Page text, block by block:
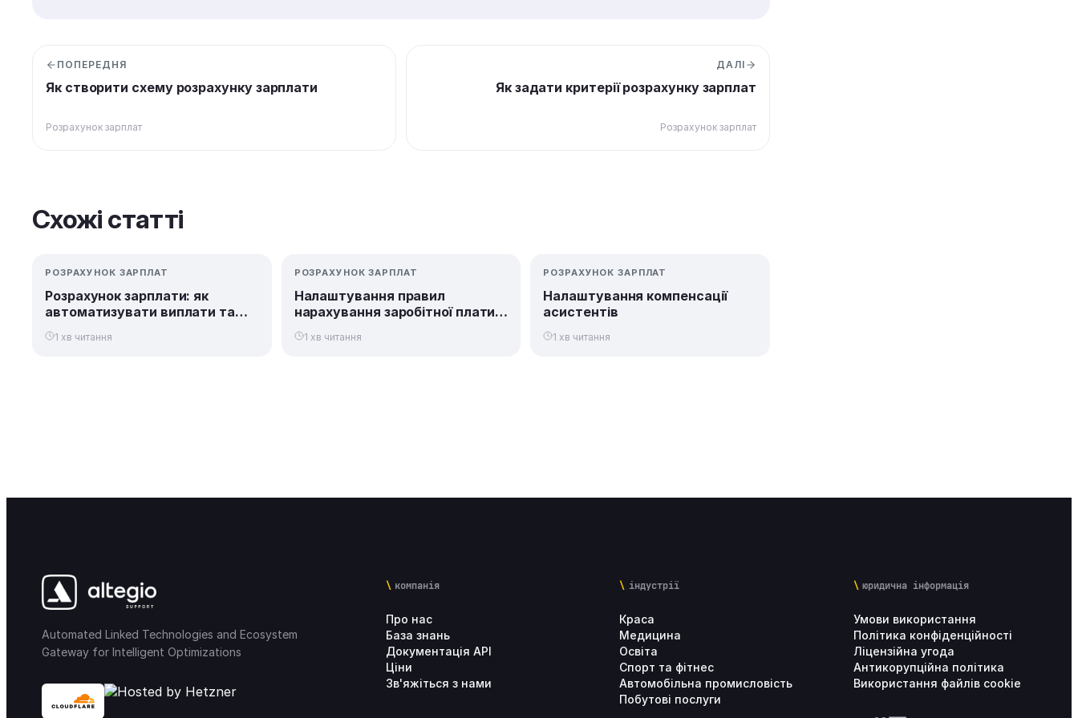
ПОПЕРЕДНЯ
Як створити схему розрахунку зарплати
Розрахунок зарплат
ДАЛІ
Як задати критерії розрахунку зарплат
Розрахунок зарплат
Схожі статті
РОЗРАХУНОК ЗАРПЛАТ
Розрахунок зарплати: як
автоматизувати виплати та
побудувати справедливу
систему мотивації
1 хв читання
РОЗРАХУНОК ЗАРПЛАТ
Налаштування правил
нарахування заробітної плати
адміністраторам
1 хв читання
РОЗРАХУНОК ЗАРПЛАТ
Налаштування компенсації
асистентів
1 хв читання
Automated Linked Technologies and Ecosystem
Gateway for Intelligent Optimizations
компанія
Про нас
База знань
Документація API
Ціни
Зв'яжіться з нами
індустрії
Краса
Медицина
Освіта
Спорт та фітнес
Автомобільна промисловість
Побутові послуги
юридична інформація
Умови використання
Політика конфіденційності
Ліцензійна угода
Антикорупційна політика
Використання файлів cookie